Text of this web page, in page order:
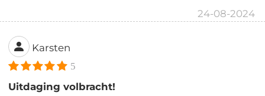
24-08-2024
Karsten
5
Uitdaging volbracht!